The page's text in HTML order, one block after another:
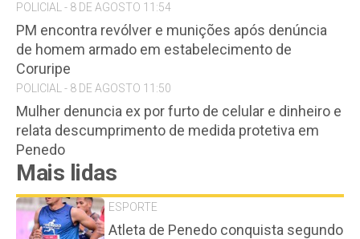
POLICIAL - 8 DE AGOSTO 11:54
PM encontra revólver e munições após denúncia
de homem armado em estabelecimento de
Coruripe
POLICIAL - 8 DE AGOSTO 11:50
Mulher denuncia ex por furto de celular e dinheiro e
relata descumprimento de medida protetiva em
Penedo
Mais lidas
ESPORTE
Atleta de Penedo conquista segundo